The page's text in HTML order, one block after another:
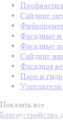
Сайдинг
Фасадные и
Фасадные
Сайдинг
Фасадная
Паро и
Утеплители
Показать все
Благоустройство